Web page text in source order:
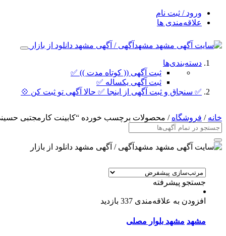
ورود / ثبت نام
علاقه‌مندی ها
دسته‌بندی‌ها
ثبت آگهی (( کوتاه مدت )) ✅
ثبت آگهی یکساله ✅
✅ سنجاق و ثبت آگهی از اینجا ✅ حالا آگهی تو ثبت کن 💠
خانه / فروشگاه / محصولات برچسب خورده “کابینت کارمجتبی
جستجو پیشرفته
افزودن به علاقه‌مندی 337 بازدید
مشهد مشهد بلوار مصلی